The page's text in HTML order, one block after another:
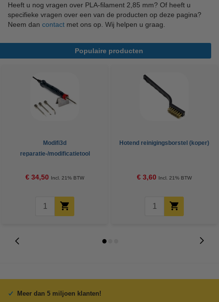
Heeft u nog vragen over PLA-filament 2,85 mm? Of heeft u
specifieke vragen over een van de producten op deze pagina?
Neem dan contact met ons op. Wij helpen u graag.
Populaire producten
Modifi3d
reparatie-/modificatietool
€ 34,50 Incl. 21% BTW
Hotend reinigingsborstel (koper)
€ 3,60 Incl. 21% BTW
Meer dan 5 miljoen klanten!